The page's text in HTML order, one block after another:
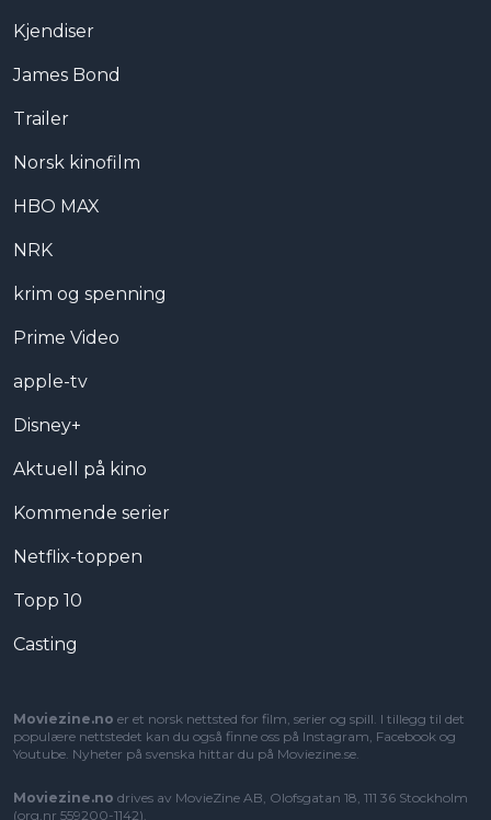
Kjendiser
James Bond
Trailer
Norsk kinofilm
HBO MAX
NRK
krim og spenning
Prime Video
apple-tv
Disney+
Aktuell på kino
Kommende serier
Netflix-toppen
Topp 10
Casting
Moviezine.no er et norsk nettsted for film, serier og spill. I tillegg til det
populære nettstedet kan du også finne oss på Instagram, Facebook og
Youtube. Nyheter på svenska hittar du på Moviezine.se.
Moviezine.no drives av MovieZine AB, Olofsgatan 18, 111 36 Stockholm
(org.nr 559200-1142).